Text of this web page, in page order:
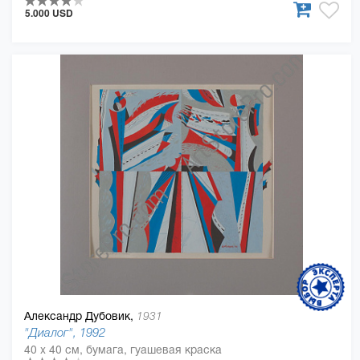
5.000 USD
Александр Дубовик, 1931
"Диалог", 1992
40 x 40 см, бумага, гуашевая краска